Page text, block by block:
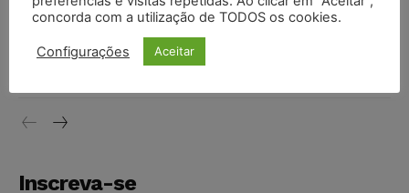
Projeto proíbe venda de vapes para nascidos a partir de
2009
Inscreva-se
concorda com a utilização de TODOS os cookies.
Configurações Aceitar